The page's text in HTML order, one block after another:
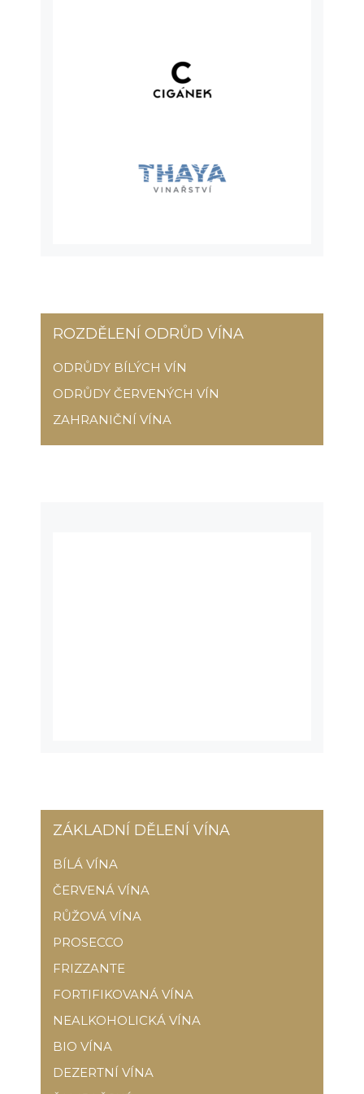
ROZDĚLENÍ ODRŮD VÍNA
ODRŮDY BÍLÝCH VÍN
ODRŮDY ČERVENÝCH VÍN
ZAHRANIČNÍ VÍNA
ZÁKLADNÍ DĚLENÍ VÍNA
BÍLÁ VÍNA
ČERVENÁ VÍNA
RŮŽOVÁ VÍNA
PROSECCO
FRIZZANTE
FORTIFIKOVANÁ VÍNA
NEALKOHOLICKÁ VÍNA
BIO VÍNA
DEZERTNÍ VÍNA